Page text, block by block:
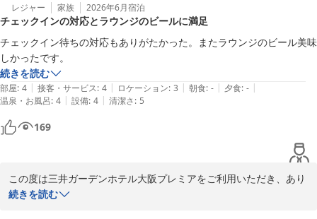
お客様に快適にお過ごしいただけたようで、スタッフ一同安堵して
おります。
改めましてこの度は数あるホテルから当館をお選びいただきまし
て、誠にありがとうございます。
お客様のまたのご宿泊を心よりお待ち申しあげております。
三井ガーデンホテル大阪プレミア
宿泊支配人
2026-07-19
レジャー 家族 2026年6月宿泊
チェックインの対応とラウンジのビールに満足
チェックイン待ちの対応もありがたかった。またラウンジのビール美味
しかったです。
続きを読む
部屋: 4 | 接客・サービス: 4 | ロケーション: 3 | 朝食: - | 夕食: - |
温泉・お風呂: 4 | 設備: 4 | 清潔さ: 5
169
この度は三井ガーデンホテル大阪プレミアをご利用いただき、あり
がとうございます。
続きを読む